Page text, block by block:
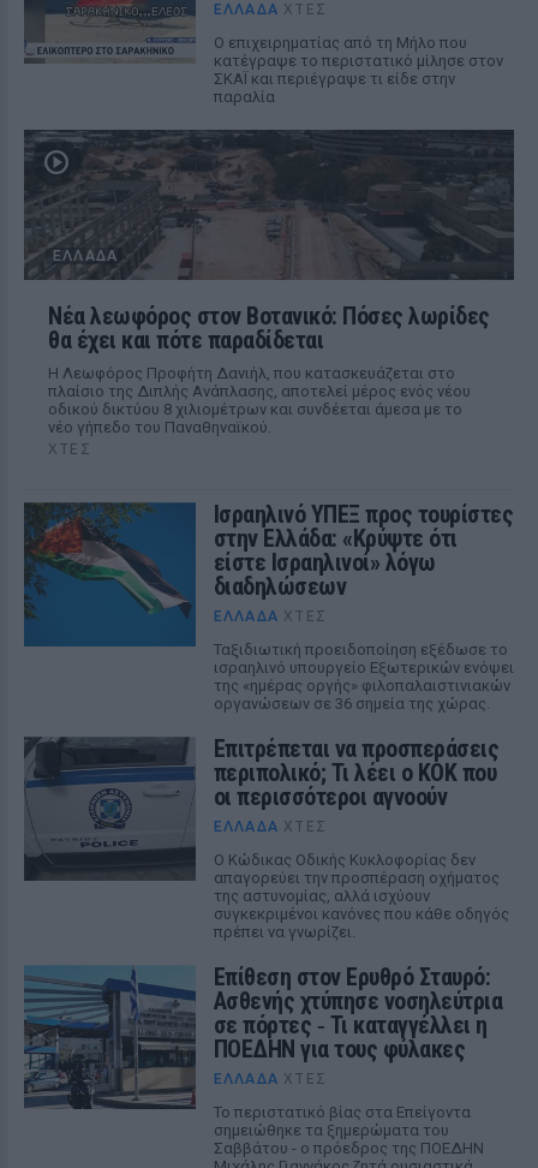
ΕΛΛΆΔΑ ΧΤΕΣ
Ο επιχειρηματίας από τη Μήλο που
κατέγραψε το περιστατικό μίλησε στον
ΣΚΑΪ και περιέγραψε τι είδε στην
παραλία
ΕΛΛΆΔΑ
Νέα λεωφόρος στον Βοτανικό: Πόσες λωρίδες
θα έχει και πότε παραδίδεται
Η Λεωφόρος Προφήτη Δανιήλ, που κατασκευάζεται στο
πλαίσιο της Διπλής Ανάπλασης, αποτελεί μέρος ενός νέου
οδικού δικτύου 8 χιλιομέτρων και συνδέεται άμεσα με το
νέο γήπεδο του Παναθηναϊκού.
ΧΤΕΣ
Ισραηλινό ΥΠΕΞ προς τουρίστες
στην Ελλάδα: «Κρύψτε ότι
είστε Ισραηλινοί» λόγω
διαδηλώσεων
ΕΛΛΆΔΑ ΧΤΕΣ
Ταξιδιωτική προειδοποίηση εξέδωσε το
ισραηλινό υπουργείο Εξωτερικών ενόψει
της «ημέρας οργής» φιλοπαλαιστινιακών
οργανώσεων σε 36 σημεία της χώρας.
Επιτρέπεται να προσπεράσεις
περιπολικό; Τι λέει ο ΚΟΚ που
οι περισσότεροι αγνοούν
ΕΛΛΆΔΑ ΧΤΕΣ
Ο Κώδικας Οδικής Κυκλοφορίας δεν
απαγορεύει την προσπέραση οχήματος
της αστυνομίας, αλλά ισχύουν
συγκεκριμένοι κανόνες που κάθε οδηγός
πρέπει να γνωρίζει.
Επίθεση στον Ερυθρό Σταυρό:
Ασθενής χτύπησε νοσηλεύτρια
σε πόρτες ‑ Τι καταγγέλλει η
ΠΟΕΔΗΝ για τους φύλακες
ΕΛΛΆΔΑ ΧΤΕΣ
Το περιστατικό βίας στα Επείγοντα
σημειώθηκε τα ξημερώματα του
Σαββάτου - ο πρόεδρος της ΠΟΕΔΗΝ